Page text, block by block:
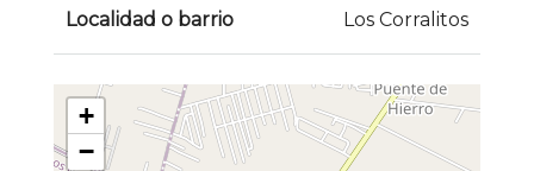
Localidad o barrio Los Corralitos
+
−